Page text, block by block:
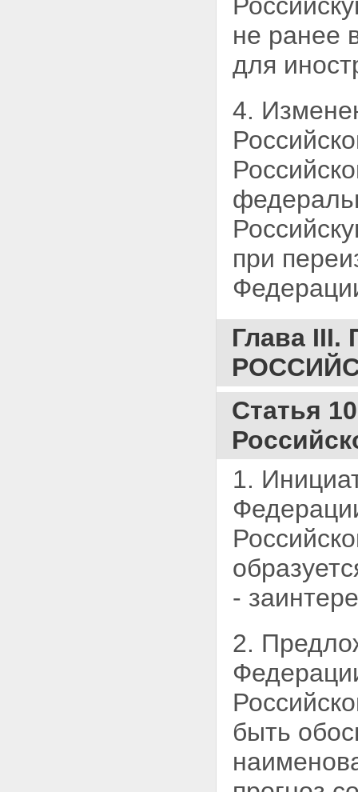
не ранее
для
4.
при
Глава
Статья
1.
-
2.
быть